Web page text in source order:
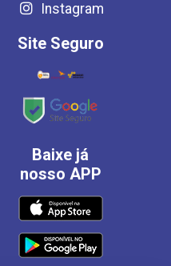
Instagram
Site Seguro
Baixe já
nosso APP